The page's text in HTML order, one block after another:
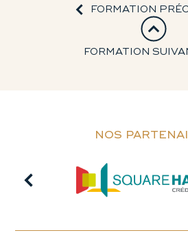
FORMATION
FORMATION
NOS